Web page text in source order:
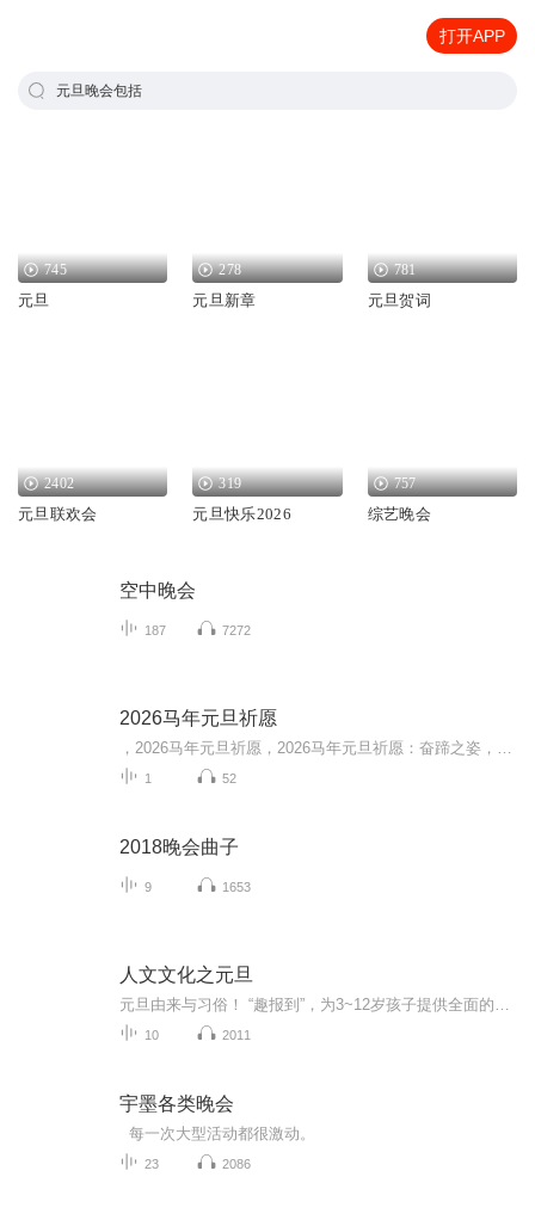
打开APP
元旦晚会包括
745
元旦
278
元旦新章
781
元旦贺词
2402
元旦联欢会
319
元旦快乐2026
757
综艺晚会
空中晚会
187 7272
2026马年元旦祈愿
1 52
2018晚会曲子
9 1653
人文文化之元旦
10 2011
宇墨各类晚会
每一次大型活动都很激动。
23 2086